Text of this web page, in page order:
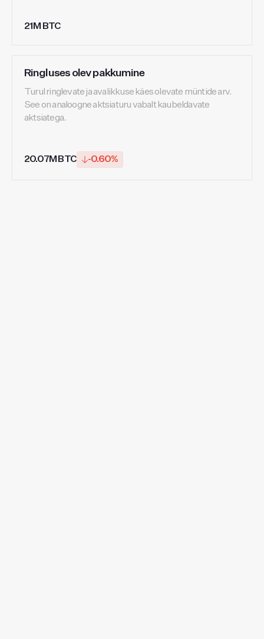
21M BTC
Ringluses olev pakkumine
Turul ringlevate ja avalikkuse käes olevate müntide arv.
See on analoogne aktsiaturu vabalt kaubeldavate
aktsiatega.
20.07M BTC -0.60%